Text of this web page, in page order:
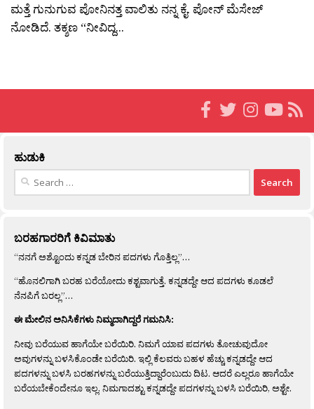
ಮತ್ತೆ ಗುನುಗುವ ಪೋನಿನತ್ತ ವಾಲಿತು ನನ್ನ ಕೈ. ಪೋನ್ ಮೆಸೇಜ್
ನೋಡಿದೆ. ತಕ್ಶಣ “ನೀವಿದ್ದ...
ಹುಡುಕಿ
Search
ಬರಹಗಾರರಿಗೆ ಕಿವಿಮಾತು
“ನನಗೆ ಅಶ್ಟೊಂದು ಕನ್ನಡ ಬೇರಿನ ಪದಗಳು ಗೊತ್ತಿಲ್ಲ”…
“ಹೊನಲಿಗಾಗಿ ಬರಹ ಬರೆಯೋದು ಕಶ್ಟವಾಗುತ್ತೆ. ಕನ್ನಡದ್ದೇ ಆದ ಪದಗಳು ಕೂಡಲೆ
ನೆನಪಿಗೆ ಬರಲ್ಲ”…
ಈ ಮೇಲಿನ ಅನಿಸಿಕೆಗಳು ನಿಮ್ಮದಾಗಿದ್ದರೆ ಗಮನಿಸಿ:
ನೀವು ಬರೆಯುವ ಹಾಗೆಯೇ ಬರೆಯಿರಿ. ನಿಮಗೆ ಯಾವ ಪದಗಳು ತೋಚುವುದೋ
ಅವುಗಳನ್ನು ಬಳಸಿಕೊಂಡೇ ಬರೆಯಿರಿ. ಇಲ್ಲಿ ಕೆಲವರು ಬಹಳ ಹೆಚ್ಚು ಕನ್ನಡದ್ದೇ ಆದ
ಪದಗಳನ್ನು ಬಳಸಿ ಬರಹಗಳನ್ನು ಬರೆಯುತ್ತಿದ್ದಾರೆಂಬುದು ದಿಟ. ಆದರೆ ಎಲ್ಲರೂ ಹಾಗೆಯೇ
ಬರೆಯಬೇಕೆಂದೇನೂ ಇಲ್ಲ. ನಿಮಗಾದಶ್ಟು ಕನ್ನಡದ್ದೇ ಪದಗಳನ್ನು ಬಳಸಿ ಬರೆಯಿರಿ, ಅಶ್ಟೇ.